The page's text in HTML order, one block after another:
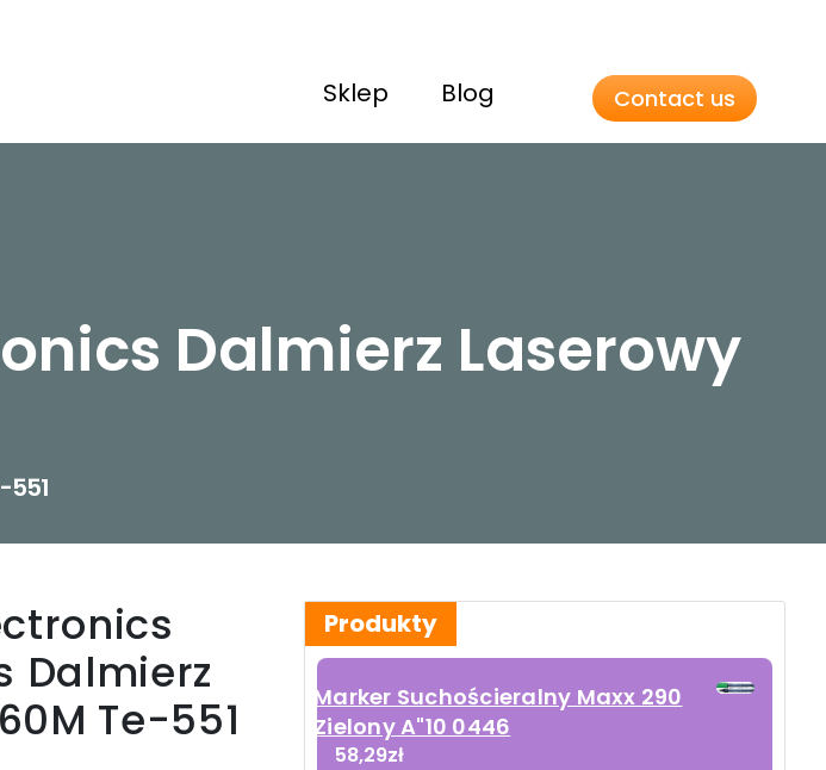
Sklep Blog Contact us
Dalmierz Laserowy
551
Dalmierz
Te-551
Produkty
Marker Suchościeralny Maxx 290
Zielony A"10 0446
58,29zł